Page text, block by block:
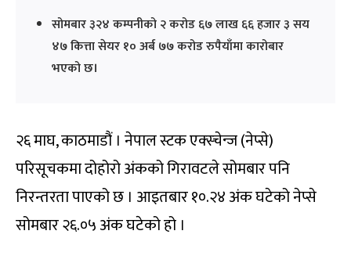
सोमबार ३२४ कम्पनीको २ करोड ६७ लाख ६६ हजार ३ सय
४७ कित्ता सेयर १० अर्ब ७७ करोड रुपैयाँमा कारोबार
भएको छ।
२६ माघ, काठमाडौं । नेपाल स्टक एक्स्चेन्ज (नेप्से)
परिसूचकमा दोहोरो अंकको गिरावटले सोमबार पनि
निरन्तरता पाएको छ । आइतबार १०.२४ अंक घटेको नेप्से
सोमबार २६.०५ अंक घटेको हो ।